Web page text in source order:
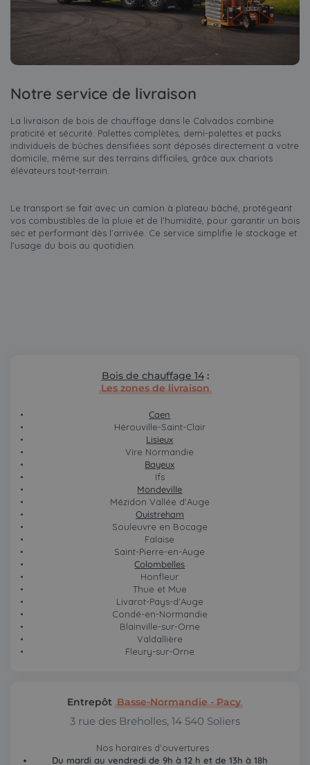
Notre service de livraison
La livraison de bois de chauffage dans le Calvados combine
praticité et sécurité. Palettes complètes, demi-palettes et packs
individuels de bûches densifiées sont déposés directement à votre
domicile, même sur des terrains difficiles, grâce aux chariots
élévateurs tout-terrain.
Le transport se fait avec un camion à plateau bâché, protégeant
vos combustibles de la pluie et de l’humidité, pour garantir un bois
sec et performant dès l’arrivée. Ce service simplifie le stockage et
l’usage du bois au quotidien.
Bois de chauffage 14:
Les zones de livraison
Caen
Hérouville-Saint-Clair
Lisieux
Vire Normandie
Bayeux
Ifs
Mondeville
Mézidon Vallée d'Auge
Ouistreham
Souleuvre en Bocage
Falaise
Saint-Pierre-en-Auge
Colombelles
Honfleur
Thue et Mue
Livarot-Pays-d'Auge
Condé-en-Normandie
Blainville-sur-Orne
Valdallière
Fleury-sur-Orne
Entrepôt Basse-Normandie - Pacy
3 rue des Breholles, 14 540 Soliers
Nos horaires d’ouvertures :
Du mardi au vendredi de 9h à 12 h et de 13h à 18h